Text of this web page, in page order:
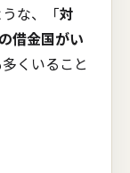
な、「対
借金国がい
くいること